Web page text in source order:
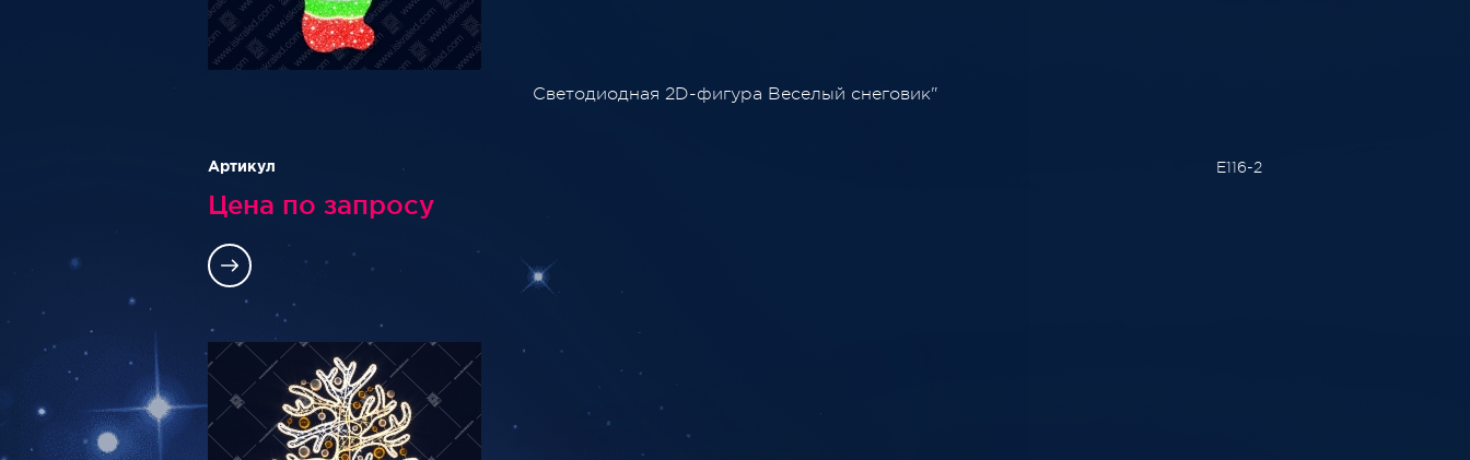
Светодиодная 2D-фигура Веселый снеговик"
Артикул E116-2
Цена по запросу